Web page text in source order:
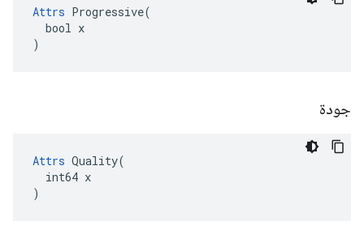
Attrs Progressive(
  bool x
)
جودة
Attrs Quality(
  int64 x
)